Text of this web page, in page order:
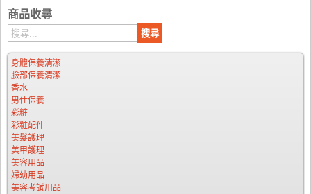
商品收尋
身體保養清潔
臉部保養清潔
香水
男仕保養
彩粧
彩粧配件
美髮護理
美甲護理
美容用品
婦幼用品
美容考試用品